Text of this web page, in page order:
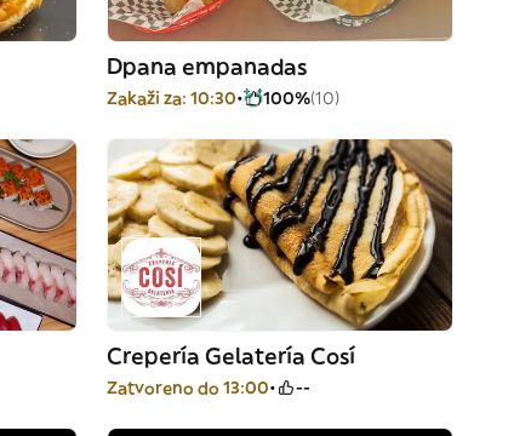
Dpana empanadas
Zakaži za: 10:30 100%(10)
Crepería Gelatería Cosí
Zatvoreno do 13:00 --